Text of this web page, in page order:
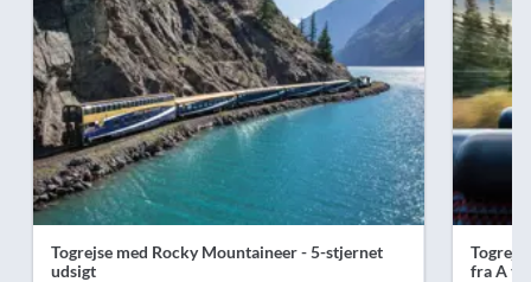
Togrejse med Rocky Mountaineer - 5-stjernet
udsigt
fra A til